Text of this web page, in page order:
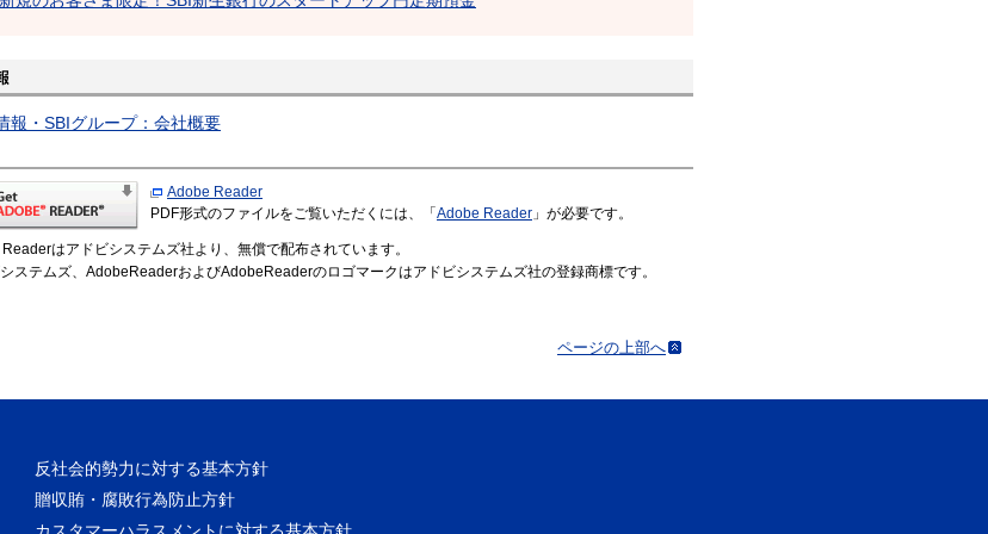
報・SBIグループ：会社概要
Adobe Reader
PDF形式のファイルをご覧いただくには、「 Adobe Reader 」が必要です。
はアドビシステムズ社より、無償で配布されています。
ステムズ、AdobeReaderおよびAdobeReaderのロゴマークはアドビシステムズ社の登録商標です。
ページの上部へ
反社会的勢力に対する基本方針
贈収賄・腐敗行為防止方針